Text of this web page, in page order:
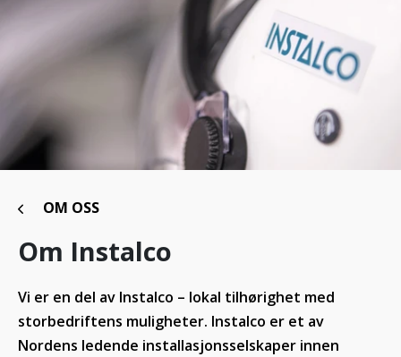
OM OSS
Om Instalco
Vi er en del av Instalco – lokal tilhørighet med
storbedriftens muligheter. Instalco er et av
Nordens ledende installasjonsselskaper innen